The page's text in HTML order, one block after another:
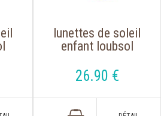
lunettes de soleil
enfant loubsol
26.90 €